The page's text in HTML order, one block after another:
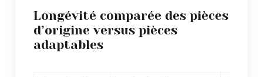
Longévité comparée des pièces
d’origine versus pièces
adaptables